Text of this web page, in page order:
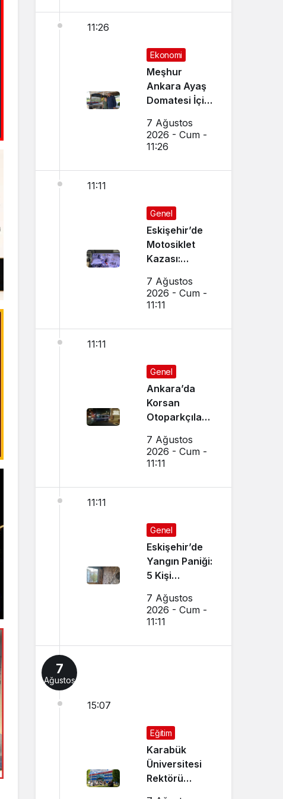
11:26
Ekonomi
Meşhur
Ankara Ayaş
Domatesi İçin
Geldi
7 Ağustos
2026 - Cum -
11:26
11:11
Genel
Eskişehir’de
Motosiklet
Kazası:
Camı Kırıldı,
Arbede Çıktı
7 Ağustos
2026 - Cum -
11:11
11:11
Genel
Ankara’da
Korsan
Otoparkçılara
Operasyon:
10 Kişi
Alındı
7 Ağustos
2026 - Cum -
11:11
11:11
Genel
Eskişehir’de
Yangın Paniği:
5 Kişi
Etkilendi
7 Ağustos
2026 - Cum -
11:11
7
Ağustos
15:07
Eğitim
Karabük
Üniversitesi
Rektörü